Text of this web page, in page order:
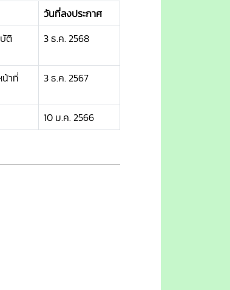
วันที่ลงประกาศ
ติ
3 ธ.ค. 2568
าที่
3 ธ.ค. 2567
10 ม.ค. 2566